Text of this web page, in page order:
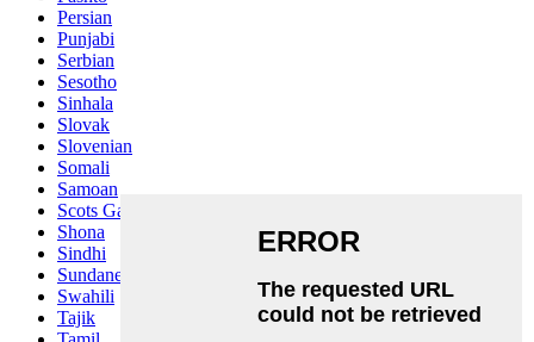
Persian
Punjabi
Serbian
Sesotho
Sinhala
Slovak
Slovenian
Somali
Samoan
Scots Gaelic
Shona
Sindhi
Sundanese
Swahili
Tajik